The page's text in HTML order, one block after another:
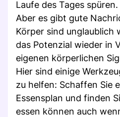
Laufe des Tages spüren.
Aber es gibt gute
Körper sind unglaublich
das Potenzial wieder in
eigenen körperlichen
Hier sind einige
zu helfen: Schaffen Sie
Essensplan und finden
essen können auch